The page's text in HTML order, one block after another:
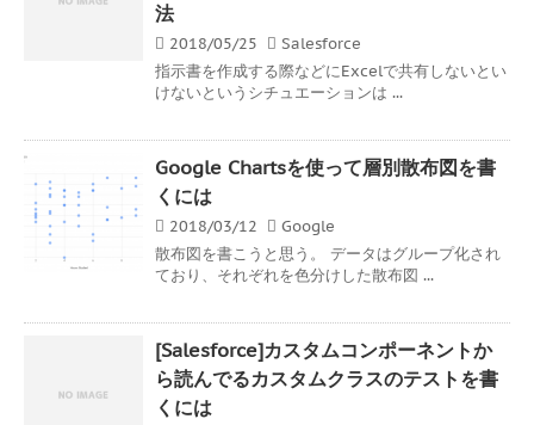
法
2018/05/25
Salesforce
指示書を作成する際などにExcelで共有しないとい
けないというシチュエーションは ...
Google Chartsを使って層別散布図を書
くには
2018/03/12
Google
散布図を書こうと思う。 データはグループ化され
ており、それぞれを色分けした散布図 ...
[Salesforce]カスタムコンポーネントか
ら読んでるカスタムクラスのテストを書
くには